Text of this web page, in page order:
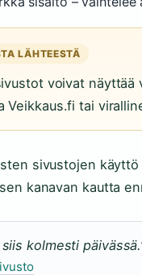
LÄHTEESTÄ
voivat näyttää
Veikkaus.fi tai
sivustojen
kanavan kautta
kolmesti